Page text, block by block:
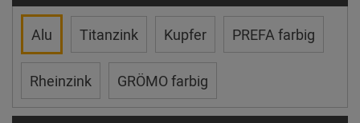
Alu Titanzink Kupfer PREFA farbig
Rheinzink GRÖMO farbig